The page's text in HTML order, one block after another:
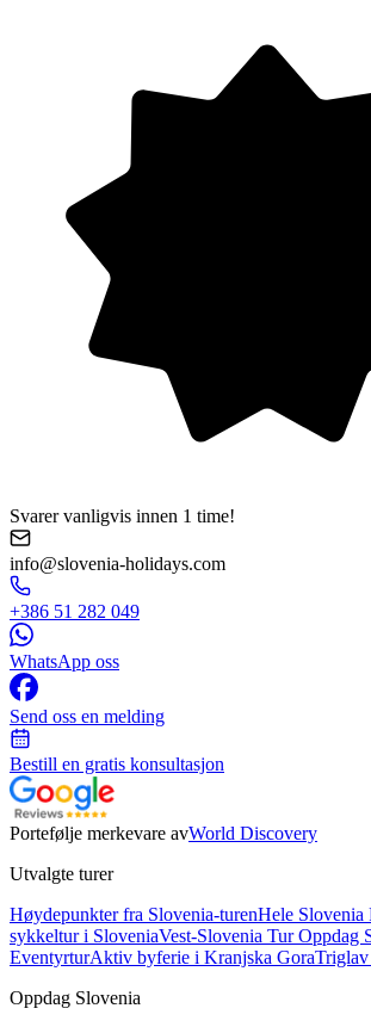
Svarer vanligvis innen 1 time!
info@slovenia-holidays.com
+386 51 282 049
WhatsApp oss
Send oss en melding
Bestill en gratis konsultasjon
Portefølje merkevare avWorld Discovery
Utvalgte turer
Høydepunkter fra Slovenia-turenHele Slovenia
sykkeltur i SloveniaVest-Slovenia TurOppdag
EventyrturAktiv byferie i Kranjska GoraTriglav
Oppdag Slovenia